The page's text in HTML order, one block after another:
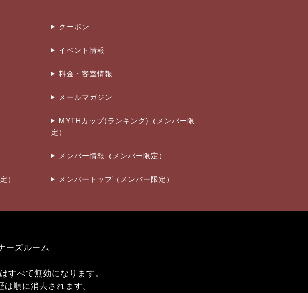
クーポン
イベント情報
料金・客室情報
メールマガジン
MYTHカップ(ランキング)（メンバー限
定）
メンバー情報（メンバー限定）
） メンバートップ（メンバー限定）
ーズルーム
べて無効になります。
順に消去されます。